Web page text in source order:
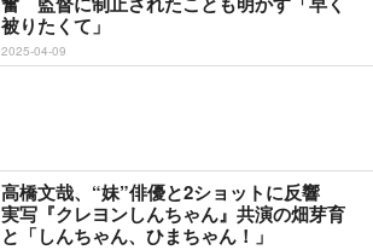
被りたくて」
2025-04-09
高橋文哉、“妹”俳優と2ショットに反響
実写『クレヨンしんちゃん』共演の畑芽育
と「しんちゃん、ひまちゃん！」